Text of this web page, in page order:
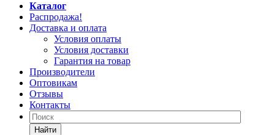
Каталог
Распродажа!
Доставка и оплата
Условия оплаты
Условия доставки
Гарантия на товар
Производители
Оптовикам
Отзывы
Контакты
Найти